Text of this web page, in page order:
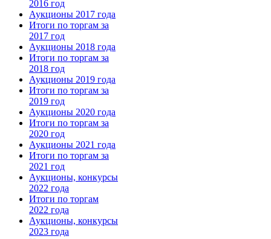
2016 год
Аукционы 2017 года
Итоги по торгам за
2017 год
Аукционы 2018 года
Итоги по торгам за
2018 год
Аукционы 2019 года
Итоги по торгам за
2019 год
Аукционы 2020 года
Итоги по торгам за
2020 год
Аукционы 2021 года
Итоги по торгам за
2021 год
Аукционы, конкурсы
2022 года
Итоги по торгам
2022 года
Аукционы, конкурсы
2023 года